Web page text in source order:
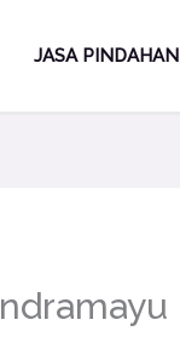
JASA PINDAHAN